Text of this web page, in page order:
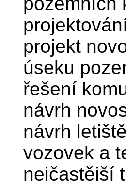
projekt
úseku
řešení
návrh
návrh
vozovek a
nejčastější